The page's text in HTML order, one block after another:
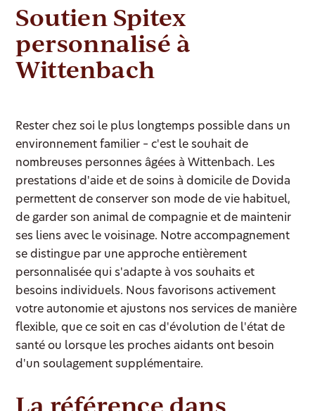
Soutien Spitex
personnalisé à
Wittenbach
Rester chez soi le plus longtemps possible dans un
environnement familier – c'est le souhait de
nombreuses personnes âgées à Wittenbach. Les
prestations d'aide et de soins à domicile de Dovida
permettent de conserver son mode de vie habituel,
de garder son animal de compagnie et de maintenir
ses liens avec le voisinage. Notre accompagnement
se distingue par une approche entièrement
personnalisée qui s'adapte à vos souhaits et
besoins individuels. Nous favorisons activement
votre autonomie et ajustons nos services de manière
flexible, que ce soit en cas d'évolution de l'état de
santé ou lorsque les proches aidants ont besoin
d'un soulagement supplémentaire.
La référence dans